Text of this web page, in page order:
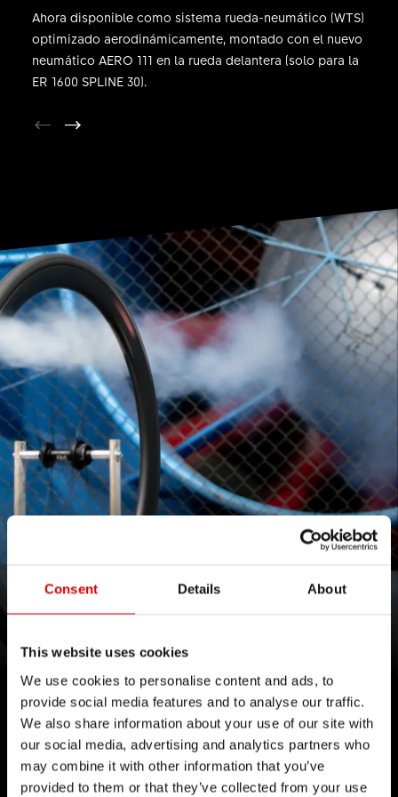
Consent Details About
This website uses cookies
We use cookies to personalise content and ads, to
provide social media features and to analyse our traffic.
We also share information about your use of our site with
our social media, advertising and analytics partners who
may combine it with other information that you’ve
provided to them or that they’ve collected from your use
Ahora disponible como sistema rueda-neumático (WTS)
optimizado aerodinámicamente, montado con el nuevo
neumático AERO 111 en la rueda delantera (solo para la
ER 1600 SPLINE 30).
A PERFECTED STORM
Más información